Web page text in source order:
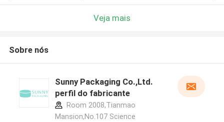
Veja mais
Sobre nós
Sunny Packaging Co.,Ltd.
perfil do fabricante
Room 2008,Tianmao
Mansion,No.107 Science